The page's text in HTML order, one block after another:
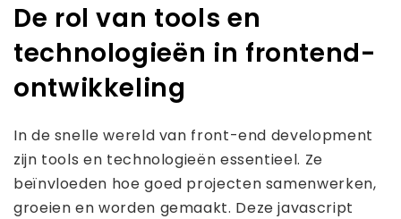
De rol van tools en
technologieën in frontend-
ontwikkeling
In de snelle wereld van front-end development
zijn tools en technologieën essentieel. Ze
beïnvloeden hoe goed projecten samenwerken,
groeien en worden gemaakt. Deze javascript